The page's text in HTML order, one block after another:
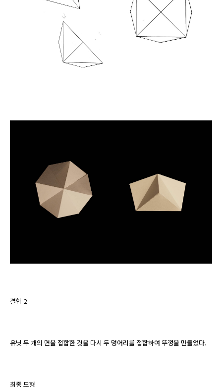
결합 2
유닛 두 개의 면을 접합한 것을 다시 두 덩어리를 접합하여 뚜껑을 만들었다.
최종 모형